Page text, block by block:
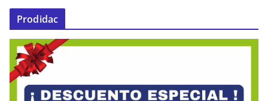
Prodidac